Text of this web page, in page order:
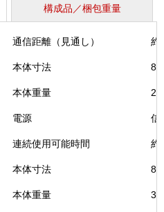
構成品／梱包重量
通信距離（見通し） 約
本体寸法
本体重量
電源 信
連続使用可能時間 約
本体寸法
本体重量